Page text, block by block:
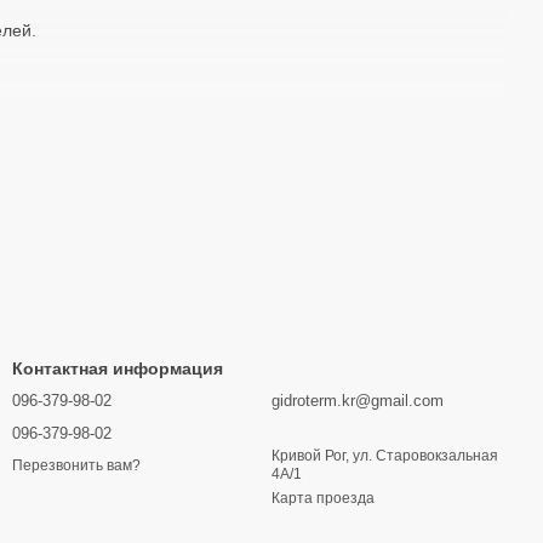
и отвечает высоким стандартам надежности.
Контактная информация
096-379-98-02
096-379-98-02
Перезвонить вам?
gidroterm.kr@gmail.com
Кривой Рог, ул. Старовокзальная
4А/1
Карта проезда